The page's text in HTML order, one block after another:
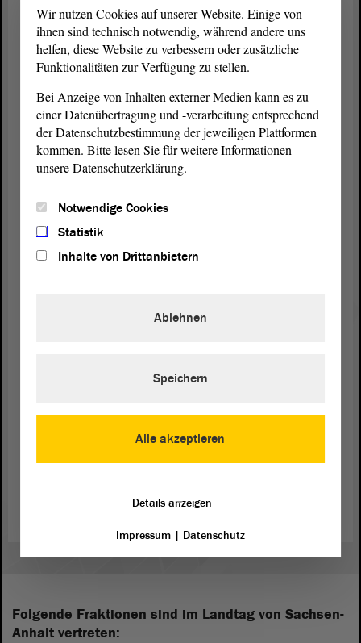
Physik-Landessiegerin Anne Marie Bobes (15) vom Markgraf-
Albrecht-Gymnasium Osterburg entwickelte daher eine technische
Lösung, um Straßenlaternen künftig individuell mit Windkraft zu
betreiben. Dafür verbesserte sie die Oberflächenprofile sogenannter
Windes.
Chris Julian Erdmann (19) und Finja Alpert (17) vom
Winckelmann-Gymnasium Stendal überzeugten die Jury im
Fachgebiet Technik. Die beiden befassten sich mit der Frage, wie
lässt. Sie entwickelten den Prototypen einer neuartigen sogenannten
Raffstoreanlage, bei der die verdunkelnden Fensterlamellen durch
flexible, monokristalline Solarmodule ersetzt wurden.
Schirmherr des Wettbewerbs in Sachsen-Anhalt. Er vergab
Wie es weitergeht
Nach den Landeswettbewerben im März und April findet das 57.
Folgende Fraktionen sind im Landtag von Sachsen-
Anhalt vertreten:
Wir nutzen Cookies auf unserer Website. Einige von
ihnen sind technisch notwendig, während andere uns
helfen, diese Website zu verbessern oder zusätzliche
Funktionalitäten zur Verfügung zu stellen.
Bei Anzeige von Inhalten externer Medien kann es zu
einer Datenübertragung und -verarbeitung entsprechend
der Datenschutzbestimmung der jeweiligen Plattformen
kommen. Bitte lesen Sie für weitere Informationen
unsere Datenschutzerklärung.
Notwendige Cookies
Statistik
Inhalte von Drittanbietern
Alle akzeptieren
Ablehnen
Speichern
Details anzeigen
Impressum| Datenschutz